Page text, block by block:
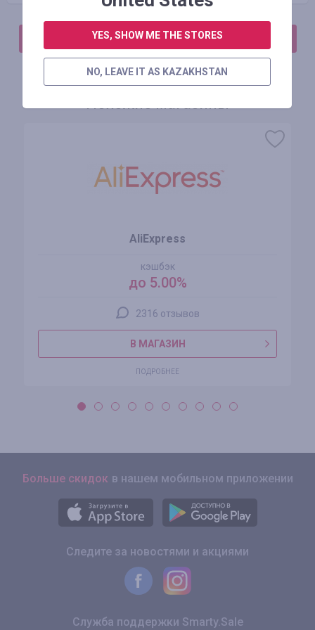
АВТОРИЗИРУЙТЕСЬ, ЧТОБЫ ОСТАВИТЬ ОТЗЫВ
Похожие магазины
AliExpress
кэшбэк
до 5.00%
2316 отзывов
В МАГАЗИН
ПОДРОБНЕЕ
Больше скидок в нашем мобильном приложении
Следите за новостями и акциями
Служба поддержки Smarty.Sale
YES, SHOW ME THE STORES
NO, LEAVE IT AS KAZAKHSTAN